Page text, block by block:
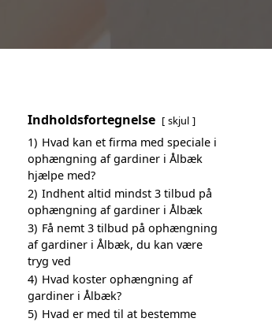
Indholdsfortegnelse skjul
1) Hvad kan et firma med speciale i
ophængning af gardiner i Ålbæk
hjælpe med?
2) Indhent altid mindst 3 tilbud på
ophængning af gardiner i Ålbæk
3) Få nemt 3 tilbud på ophængning
af gardiner i Ålbæk, du kan være
tryg ved
4) Hvad koster ophængning af
gardiner i Ålbæk?
5) Hvad er med til at bestemme